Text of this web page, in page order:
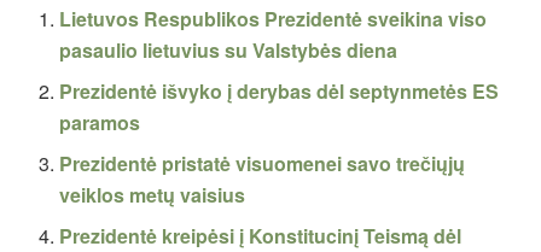
Lietuvos Respublikos Prezidentė sveikina viso
pasaulio lietuvius su Valstybės diena
Prezidentė išvyko į derybas dėl septynmetės ES
paramos
Prezidentė pristatė visuomenei savo trečiųjų
veiklos metų vaisius
Prezidentė kreipėsi į Konstitucinį Teismą dėl